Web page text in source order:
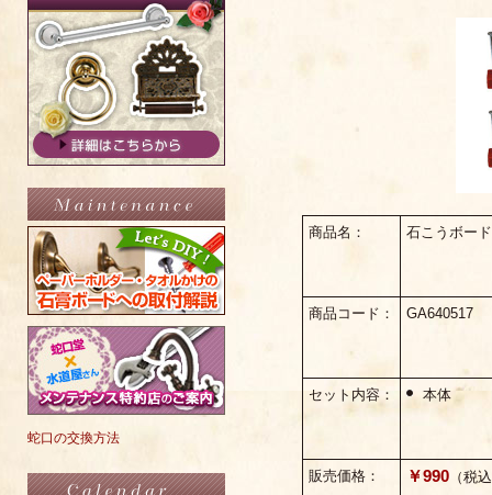
蛇口の交換方法
商品名： 石こうボー
商品コード： GA640517
セット内容： 本体
販売価格： ￥990 （税